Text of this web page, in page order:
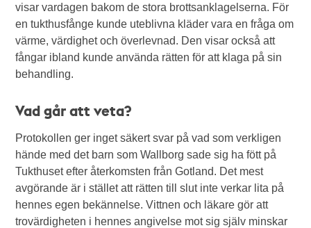
visar vardagen bakom de stora brottsanklagelserna. För
en tukthusfånge kunde uteblivna kläder vara en fråga om
värme, värdighet och överlevnad. Den visar också att
fångar ibland kunde använda rätten för att klaga på sin
behandling.
Vad går att veta?
Protokollen ger inget säkert svar på vad som verkligen
hände med det barn som Wallborg sade sig ha fött på
Tukthuset efter återkomsten från Gotland. Det mest
avgörande är i stället att rätten till slut inte verkar lita på
hennes egen bekännelse. Vittnen och läkare gör att
trovärdigheten i hennes angivelse mot sig själv minskar